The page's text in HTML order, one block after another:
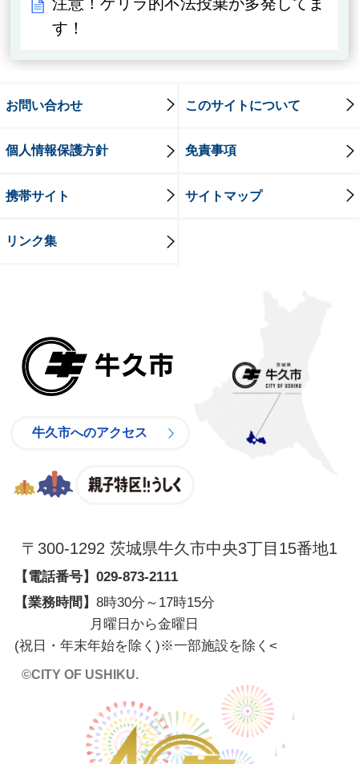
す！
お問い合わせ このサイトについて
個人情報保護方針 免責事項
携帯サイト サイトマップ
リンク集
牛久市へのアクセス
〒300-1292 茨城県牛久市中央3丁目15番地1
【電話番号】 029-873-2111
【業務時間】 8時30分～17時15分
月曜日から金曜日
(祝日・年末年始を除く)※一部施設を除く <
©CITY OF USHIKU.